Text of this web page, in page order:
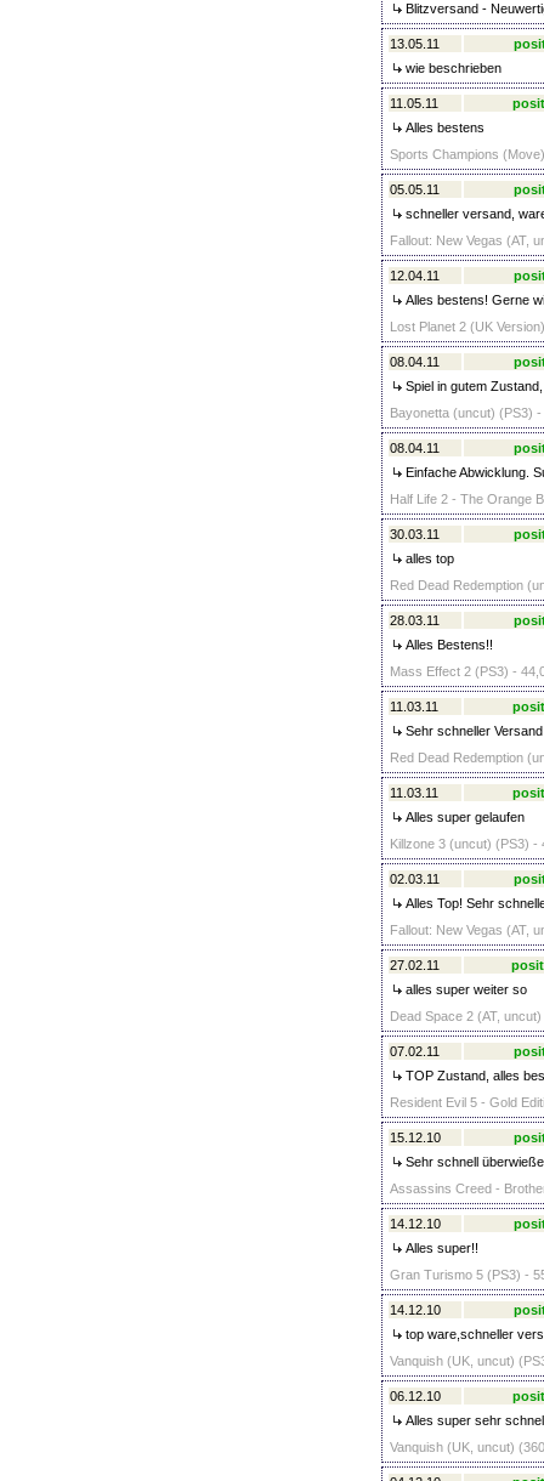
Blitzversand -
13.05.11
wie beschrieben
11.05.11
Alles bestens
Sports Champions
05.05.11
schneller versand,
Fallout: New Vegas (AT,
12.04.11
Alles bestens! Gerne
Lost Planet 2 (UK
08.04.11
Spiel in gutem
Bayonetta (uncut) (PS3) -
08.04.11
Einfache Abwicklung.
Half Life 2 - The Orange
30.03.11
alles top
Red Dead Redemption
28.03.11
Alles Bestens!!
Mass Effect 2 (PS3) -
11.03.11
Sehr schneller
Red Dead Redemption
11.03.11
Alles super gelaufen
Killzone 3 (uncut) (PS3) -
02.03.11
Alles Top! Sehr
Fallout: New Vegas (AT,
27.02.11
alles super weiter so
Dead Space 2 (AT,
07.02.11
TOP Zustand, alles
Resident Evil 5 - Gold
15.12.10
Sehr schnell
Assassins Creed -
14.12.10
Alles super!!
Gran Turismo 5 (PS3) -
14.12.10
top ware,schneller
Vanquish (UK, uncut)
06.12.10
Alles super sehr
Vanquish (UK, uncut)